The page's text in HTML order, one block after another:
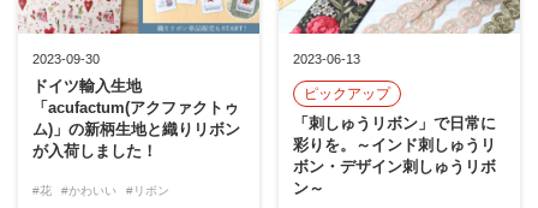
2023-09-30
ドイツ輸入生地
「acufactum(アクファクトゥ
ム)」の新柄生地と織りリボン
が入荷しました！
#花 #かわいい #リボン
2023-06-13
ピックアップ
「刺しゅうリボン」で日常に
彩りを。～インド刺しゅうリ
ボン・デザイン刺しゅうリボ
ン～